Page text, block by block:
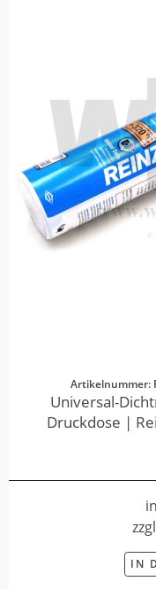
Artikelnummer:
Universal-
Druckdose |
IN